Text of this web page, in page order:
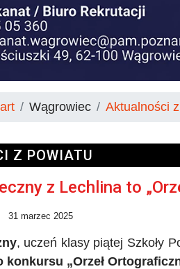
Wągrowiec Aktualności
Z POWIATU
z Lechlina to
31 marzec 2025
, uczeń klasy piątej Szkoły
„Orzeł